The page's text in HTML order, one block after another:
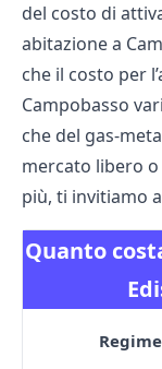
del costo di
abitazione a
che il costo per
Campobasso
che del gas-
mercato libero
più, ti invitiamo
Quanto
Regime